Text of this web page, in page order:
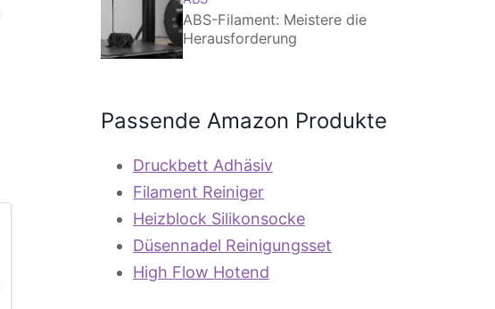
ABS-Filament: Meistere die
Herausforderung
Passende Amazon Produkte
Druckbett Adhäsiv
Filament Reiniger
Heizblock Silikonsocke
Düsennadel Reinigungsset
High Flow Hotend